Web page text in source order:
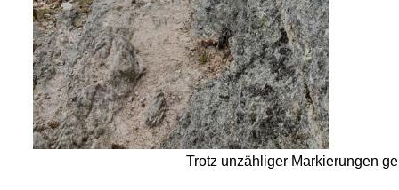
Trotz unzähliger Markierungen